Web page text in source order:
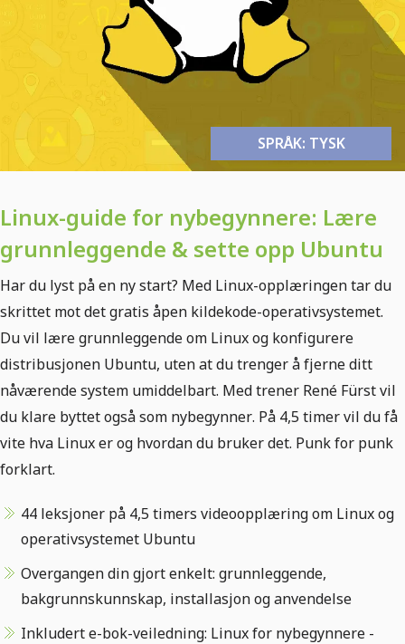
SPRÅK: TYSK
Linux-guide for nybegynnere: Lære
grunnleggende & sette opp Ubuntu
Har du lyst på en ny start? Med Linux-opplæringen tar du
skrittet mot det gratis åpen kildekode-operativsystemet.
Du vil lære grunnleggende om Linux og konfigurere
distribusjonen Ubuntu, uten at du trenger å fjerne ditt
nåværende system umiddelbart. Med trener René Fürst vil
du klare byttet også som nybegynner. På 4,5 timer vil du få
vite hva Linux er og hvordan du bruker det. Punk for punk
forklart.
44 leksjoner på 4,5 timers videoopplæring om Linux og
operativsystemet Ubuntu
Overgangen din gjort enkelt: grunnleggende,
bakgrunnskunnskap, installasjon og anvendelse
Inkludert e-bok-veiledning: Linux for nybegynnere -